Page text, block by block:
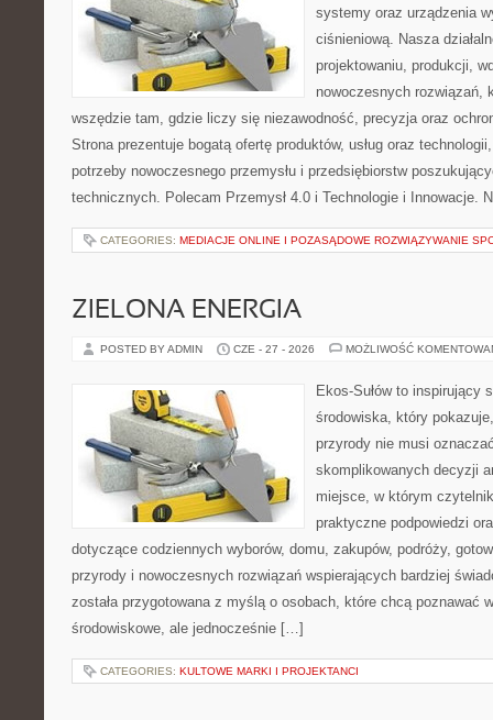
systemy oraz urządzenia
ciśnieniową. Nasza
projektowaniu, produkcji,
nowoczesnych rozwiązań,
wszędzie tam, gdzie liczy się niezawodność, precyzja oraz
Strona prezentuje bogatą ofertę produktów, usług oraz
potrzeby nowoczesnego przemysłu i przedsiębiorstw
technicznych. Polecam Przemysł 4.0 i Technologie i Innowacje.
CATEGORIES: MEDIACJE ONLINE I POZASĄDOWE ROZWIĄZYWANIE
ZIELONA ENERGIA
POSTED BY ADMIN CZE - 27 - 2026 MOŻLIWOŚĆ
Ekos-Sułów to inspirujący
środowiska, który
przyrody nie musi
skomplikowanych decyzji
miejsce, w którym
praktyczne podpowiedzi
dotyczące codziennych wyborów, domu, zakupów, podróży,
przyrody i nowoczesnych rozwiązań wspierających bardziej
została przygotowana z myślą o osobach, które chcą poznawać
środowiskowe, ale jednocześnie […]
CATEGORIES: KULTOWE MARKI I PROJEKTANCI